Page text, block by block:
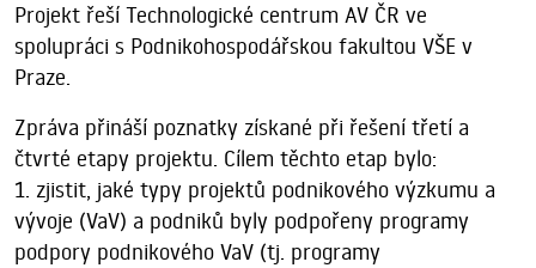
Projekt řeší Technologické centrum AV ČR ve
spolupráci s Podnikohospodářskou fakultou VŠE v
Praze.
Zpráva přináší poznatky získané při řešení třetí a
čtvrté etapy projektu. Cílem těchto etap bylo:
1. zjistit, jaké typy projektů podnikového výzkumu a
vývoje (VaV) a podniků byly podpořeny programy
podpory podnikového VaV (tj. programy